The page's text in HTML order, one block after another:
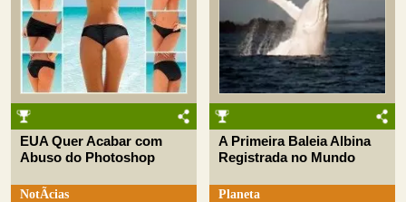
EUA Quer Acabar com
Abuso do Photoshop
NotÃ­cias
A Primeira Baleia Albina
Registrada no Mundo
Planeta